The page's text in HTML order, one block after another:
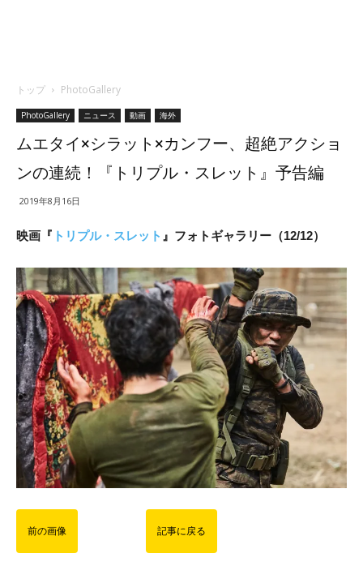
トップ PhotoGallery
PhotoGallery ニュース 動画 海外
ムエタイ×シラット×カンフー、超絶アクショ
ンの連続！『トリプル・スレット』予告編
2019年8月16日
映画『 トリプル・スレット 』フォトギャラリー（12/12）
前の画像 記事に戻る